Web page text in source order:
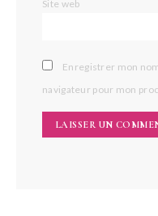
Site web
Enregistrer mon
navigateur pour mon